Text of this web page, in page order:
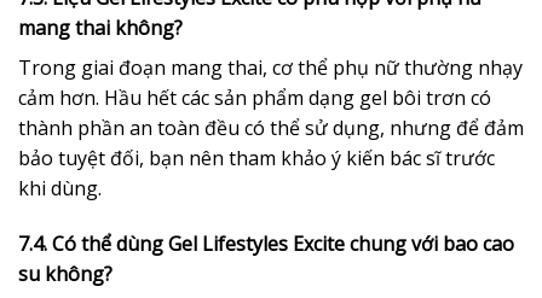
mang thai không?
Trong giai đoạn mang thai, cơ thể phụ nữ thường nhạy
cảm hơn. Hầu hết các sản phẩm dạng gel bôi trơn có
thành phần an toàn đều có thể sử dụng, nhưng để đảm
bảo tuyệt đối, bạn nên tham khảo ý kiến bác sĩ trước
khi dùng.
7.4. Có thể dùng Gel Lifestyles Excite chung với bao cao
su không?